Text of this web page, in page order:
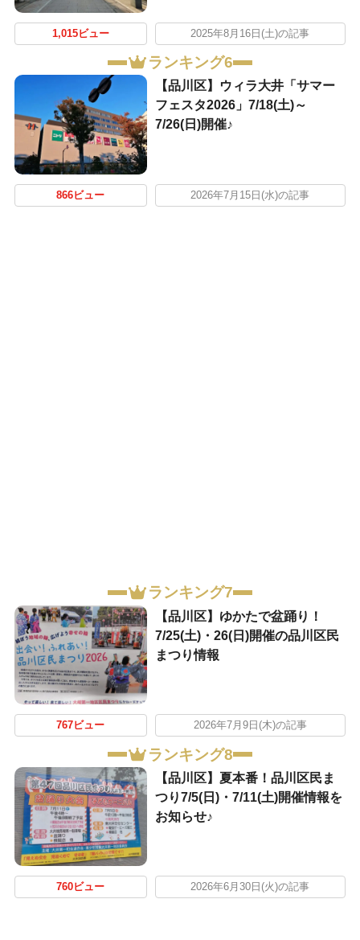
1,015ビュー 2025年8月16日(土)の記事
ランキング6
【品川区】ウィラ大井「サマー
フェスタ2026」7/18(土)～
7/26(日)開催♪
866ビュー 2026年7月15日(水)の記事
ランキング7
【品川区】ゆかたで盆踊り！
7/25(土)・26(日)開催の品川区民
まつり情報
767ビュー 2026年7月9日(木)の記事
ランキング8
【品川区】夏本番！品川区民ま
つり7/5(日)・7/11(土)開催情報を
お知らせ♪
760ビュー 2026年6月30日(火)の記事